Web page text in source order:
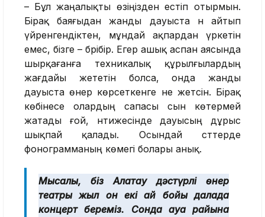
– Бұл жаңалықты өзіңізден естіп отырмын.
Бірақ баяғыдан жанды дауыста ән айтып
үйренгендіктен, мұндай ақпардан үркетін
емес, бізге – бәрібір. Егер ашық аспан аясында
шырқағанға техникалық құрылғылардың
жағдайы жететін болса, онда жанды
дауыста өнер көрсеткенге не жетсін. Бірақ
көбінесе олардың сапасы сын көтермей
жатады ғой, нәтижесінде дауысың дұрыс
шықпай қалады. Осындай сәттерде
фонограмманың көмегі болары анық.
Мысалы, біз Алатау дәстүрлі өнер
театры жыл он екі ай бойы далада
концерт береміз. Сонда ауа райына